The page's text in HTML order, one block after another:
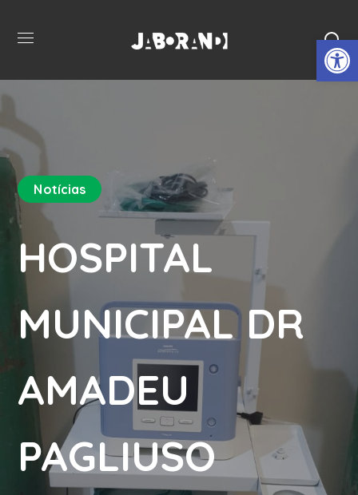
Notícias
HOSPITAL
MUNICIPAL DR
AMADEU
PAGLIUSO